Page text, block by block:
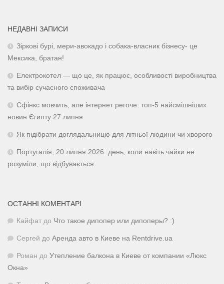
НЕДАВНІ ЗАПИСИ
Зіркові бурі, мери-авокадо і собака-власник бізнесу- це
Мексика, братан!
Електрокотел — що це, як працює, особливості виробництва
та вибір сучасного споживача
Сфінкс мовчить, але інтернет регоче: топ-5 найсмішніших
новин Єгипту 27 липня
Як підібрати доглядальницю для літньої людини чи хворого
Португалія, 20 липня 2026: день, коли навіть чайки не
розуміли, що відбувається
ОСТАННІ КОМЕНТАРІ
Кайфат до Что такое дипопер или дипоперы? :)
Сергей до Аренда авто в Киеве на Rentdrive.ua
Роман до Утепление балкона в Киеве от компании «Люкс
Окна»